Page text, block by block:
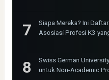
Siapa Mereka? Ini
Asosiasi Profesi K3
Swiss German
untuk Non-Academic